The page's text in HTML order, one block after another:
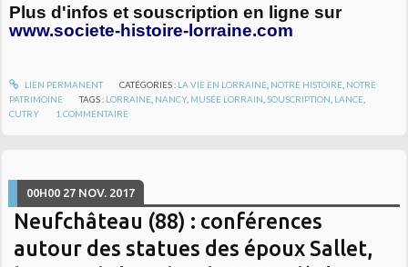
Plus d'infos et souscription en ligne sur
www.societe-histoire-lorraine.com
LIEN PERMANENT CATÉGORIES : LA VIE EN LORRAINE, NOTRE HISTOIRE, NOTRE
PATRIMOINE
TAGS : LORRAINE NANCY, MUSÉE LORRAIN ,SOUSCRIPTION LANCE
CUTRY
1 COMMENTAIRE
00H00 27 NOV. 2017
Neufchâteau (88) : conférences
autour des statues des époux Sallet,